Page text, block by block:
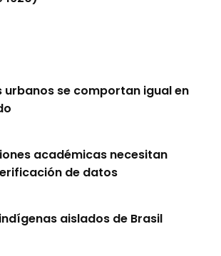
urbanos se comportan igual en
académicas necesitan
de datos
aislados de Brasil